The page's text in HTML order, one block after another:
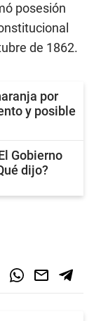
posesión
de 1862.
por
y posible
Gobierno
dijo?